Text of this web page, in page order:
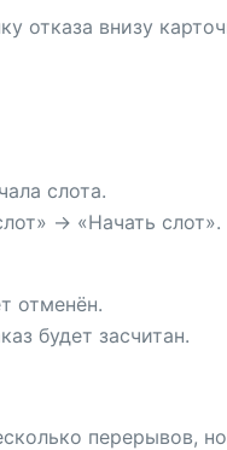
внизу
слота.
→ «Начать слот».
отменён.
будет засчитан.
перерывов,